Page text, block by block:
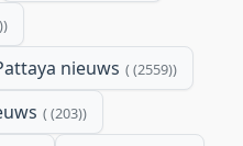
nieuws (2559)
(203)